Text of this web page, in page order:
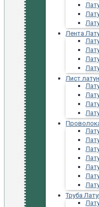
Лента
Лист
Труба